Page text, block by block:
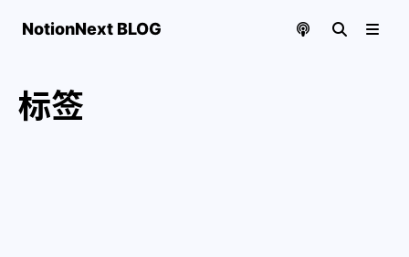
NotionNext BLOG
标签